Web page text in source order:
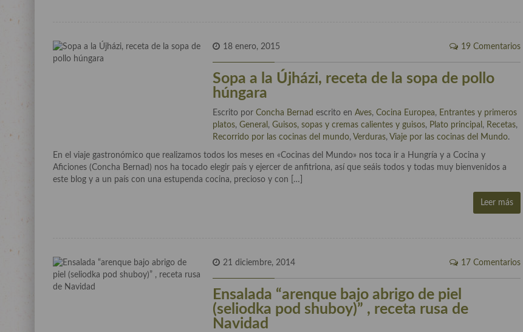
18 enero, 2015 19 Comentarios
Sopa a la Újházi, receta de la sopa de pollo
húngara
Escrito porConcha Bernad escrito enAves,Cocina Europea, Entrantes y primeros
platos,General ,Guisos, sopas y cremas calientes y guisos, Plato principal , Recetas,
Recorrido por las cocinas del mundo, Verduras, Viaje por las cocinas del Mundo.
En el viaje gastronómico que realizamos todos los meses en «Cocinas del Mundo» nos toca ir a Hungría y a Cocina y
Aficiones (Concha Bernad) nos ha tocado elegir país y ejercer de anfitriona, así que seáis todos y todas muy bienvenidos a
este blog y a un país con una estupenda cocina, precioso y con […]
Leer más
21 diciembre, 2014 17 Comentarios
Ensalada “arenque bajo abrigo de piel
(seliodka pod shuboy)” , receta rusa de
Navidad